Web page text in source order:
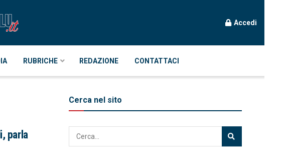
Accedi
RUBRICHE REDAZIONE CONTATTACI
parla
Cerca nel sito